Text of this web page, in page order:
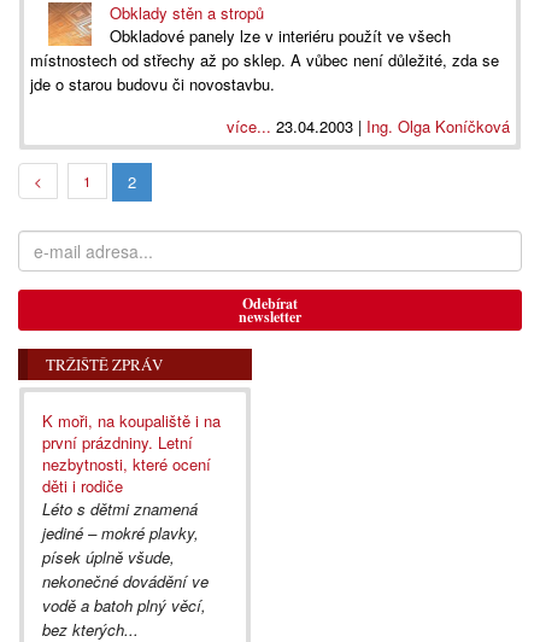
Obklady stěn a stropů
Obkladové panely lze v interiéru použít ve všech
místnostech od střechy až po sklep. A vůbec není důležité, zda se
jde o starou budovu či novostavbu.
více... 23.04.2003 | Ing. Olga Koníčková
< 1 2
Odebírat
newsletter
TRŽIŠTĚ ZPRÁV
K moři, na koupaliště i na
první prázdniny. Letní
nezbytnosti, které ocení
děti i rodiče
Léto s dětmi znamená
jediné – mokré plavky,
písek úplně všude,
nekonečné dovádění ve
vodě a batoh plný věcí,
bez kterých...